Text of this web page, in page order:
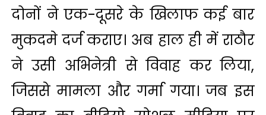
दोनों ने एक-दूसरे के खिलाफ कई बार
मुकदमे दर्ज कराए। अब हाल ही में राठौर
ने उसी अभिनेत्री से विवाह कर लिया,
जिससे मामला और गर्मा गया। जब इस